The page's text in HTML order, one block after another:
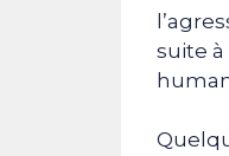
suite